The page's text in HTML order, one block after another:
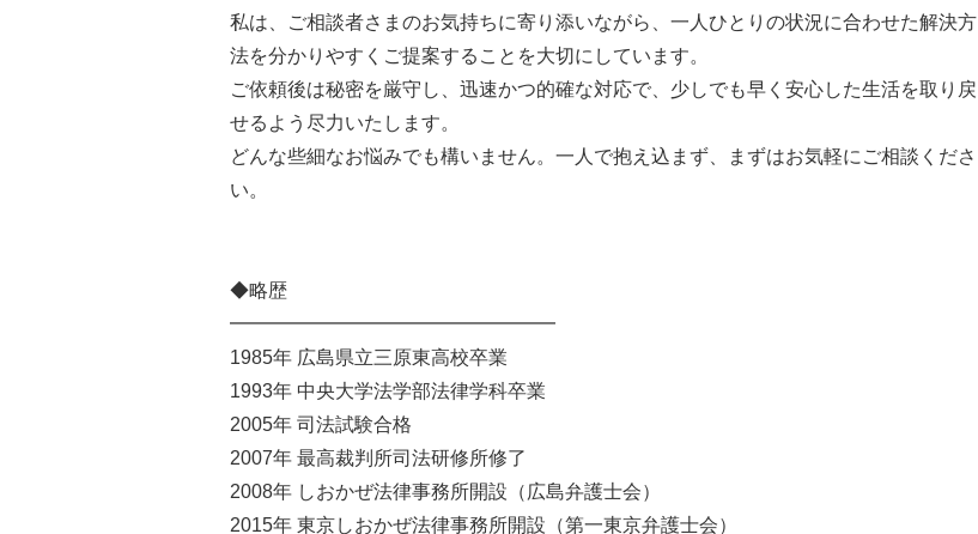
私は、ご相談者さまのお気持ちに寄り添いながら、一人ひとりの状況に合わせた解決方
法を分かりやすくご提案することを大切にしています。
ご依頼後は秘密を厳守し、迅速かつ的確な対応で、少しでも早く安心した生活を取り戻
せるよう尽力いたします。
どんな些細なお悩みでも構いません。一人で抱え込まず、まずはお気軽にご相談くださ
い。
◆略歴
━━━━━━━━━━━━━━━━━
1985年 広島県立三原東高校卒業
1993年 中央大学法学部法律学科卒業
2005年 司法試験合格
2007年 最高裁判所司法研修所修了
2008年 しおかぜ法律事務所開設（広島弁護士会）
2015年 東京しおかぜ法律事務所開設（第一東京弁護士会）